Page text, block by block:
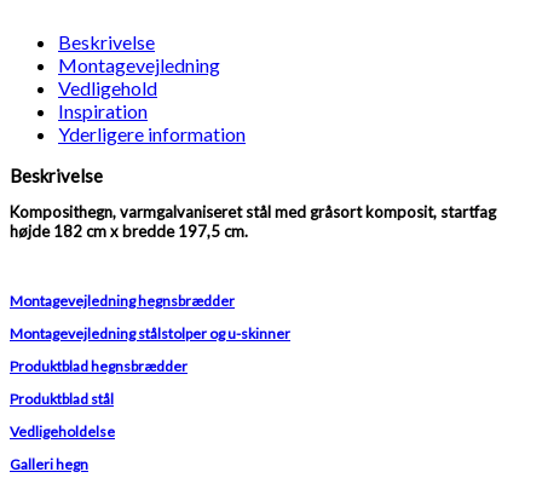
Beskrivelse
Montagevejledning
Vedligehold
Inspiration
Yderligere information
Beskrivelse
Komposithegn, varmgalvaniseret stål med gråsort komposit, startfag
højde 182 cm x bredde 197,5 cm.
Montagevejledning hegnsbrædder
Montagevejledning stålstolper og u-skinner
Produktblad hegnsbrædder
Produktblad stål
Vedligeholdelse
Galleri hegn